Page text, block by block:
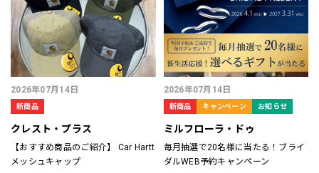
2026年07月14日
新商品
クレスト・プラス
【おすすめ商品のご紹介】 Car Hartt
メッシュキャップ
2026年07月14日
新商品 キャンペーン お知らせ
ミルフローラ・ドゥ
毎月抽選で20名様に当たる！ブライ
ダルWEB予約キャンペーン